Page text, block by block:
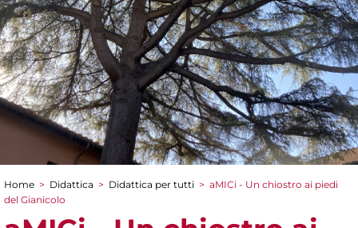
Tu sei qui
Home > Didattica > Didattica per tutti > aMICi - Un chiostro ai piedi
del Gianicolo